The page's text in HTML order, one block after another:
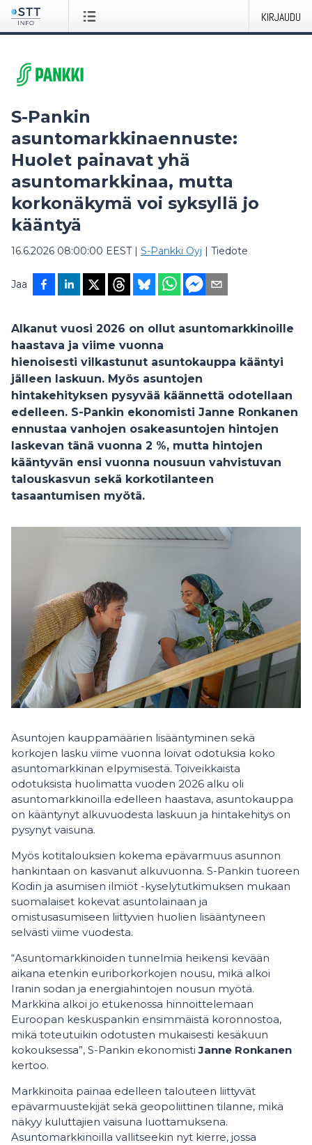
KIRJAUDU
S-Pankin
asuntomarkkinaennuste:
Huolet painavat yhä
asuntomarkkinaa, mutta
korkonäkymä voi syksyllä jo
kääntyä
16.6.2026 08:00:00 EEST| S-Pankki Oyj | Tiedote
Jaa
Alkanut vuosi 2026 on ollut asuntomarkkinoille
haastava ja viime vuonna
hienoisesti vilkastunut asuntokauppa kääntyi
jälleen laskuun. Myös asuntojen
hintakehityksen pysyvää käännettä odotellaan
edelleen. S-Pankin ekonomisti Janne Ronkanen
ennustaa vanhojen osakeasuntojen hintojen
laskevan tänä vuonna 2 %, mutta hintojen
kääntyvän ensi vuonna nousuun vahvistuvan
talouskasvun sekä korkotilanteen
tasaantumisen myötä.
Asuntojen kauppamäärien lisääntyminen sekä
korkojen lasku viime vuonna loivat odotuksia koko
asuntomarkkinan elpymisestä. Toiveikkaista
odotuksista huolimatta vuoden 2026 alku oli
asuntomarkkinoilla edelleen haastava, asuntokauppa
on kääntynyt alkuvuodesta laskuun ja hintakehitys on
pysynyt vaisuna.
Myös kotitalouksien kokema epävarmuus asunnon
hankintaan on kasvanut alkuvuonna. S-Pankin tuoreen
Kodin ja asumisen ilmiöt -kyselytutkimuksen mukaan
suomalaiset kokevat asuntolainaan ja
omistusasumiseen liittyvien huolien lisääntyneen
selvästi viime vuodesta.
“Asuntomarkkinoiden tunnelmia heikensi kevään
aikana etenkin euriborkorkojen nousu, mikä alkoi
Iranin sodan ja energiahintojen nousun myötä.
Markkina alkoi jo etukenossa hinnoittelemaan
Euroopan keskuspankin ensimmäistä koronnostoa,
mikä toteutuikin odotusten mukaisesti kesäkuun
kokouksessa”, S-Pankin ekonomisti Janne Ronkanen
kertoo.
Markkinoita painaa edelleen talouteen liittyvät
epävarmuustekijät sekä geopoliittinen tilanne, mikä
näkyy kuluttajien vaisuna luottamuksena.
Asuntomarkkinoilla vallitseekin nyt kierre, jossa